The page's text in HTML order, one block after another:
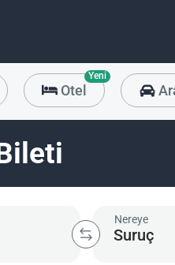
Otel
Yeni
Nereye